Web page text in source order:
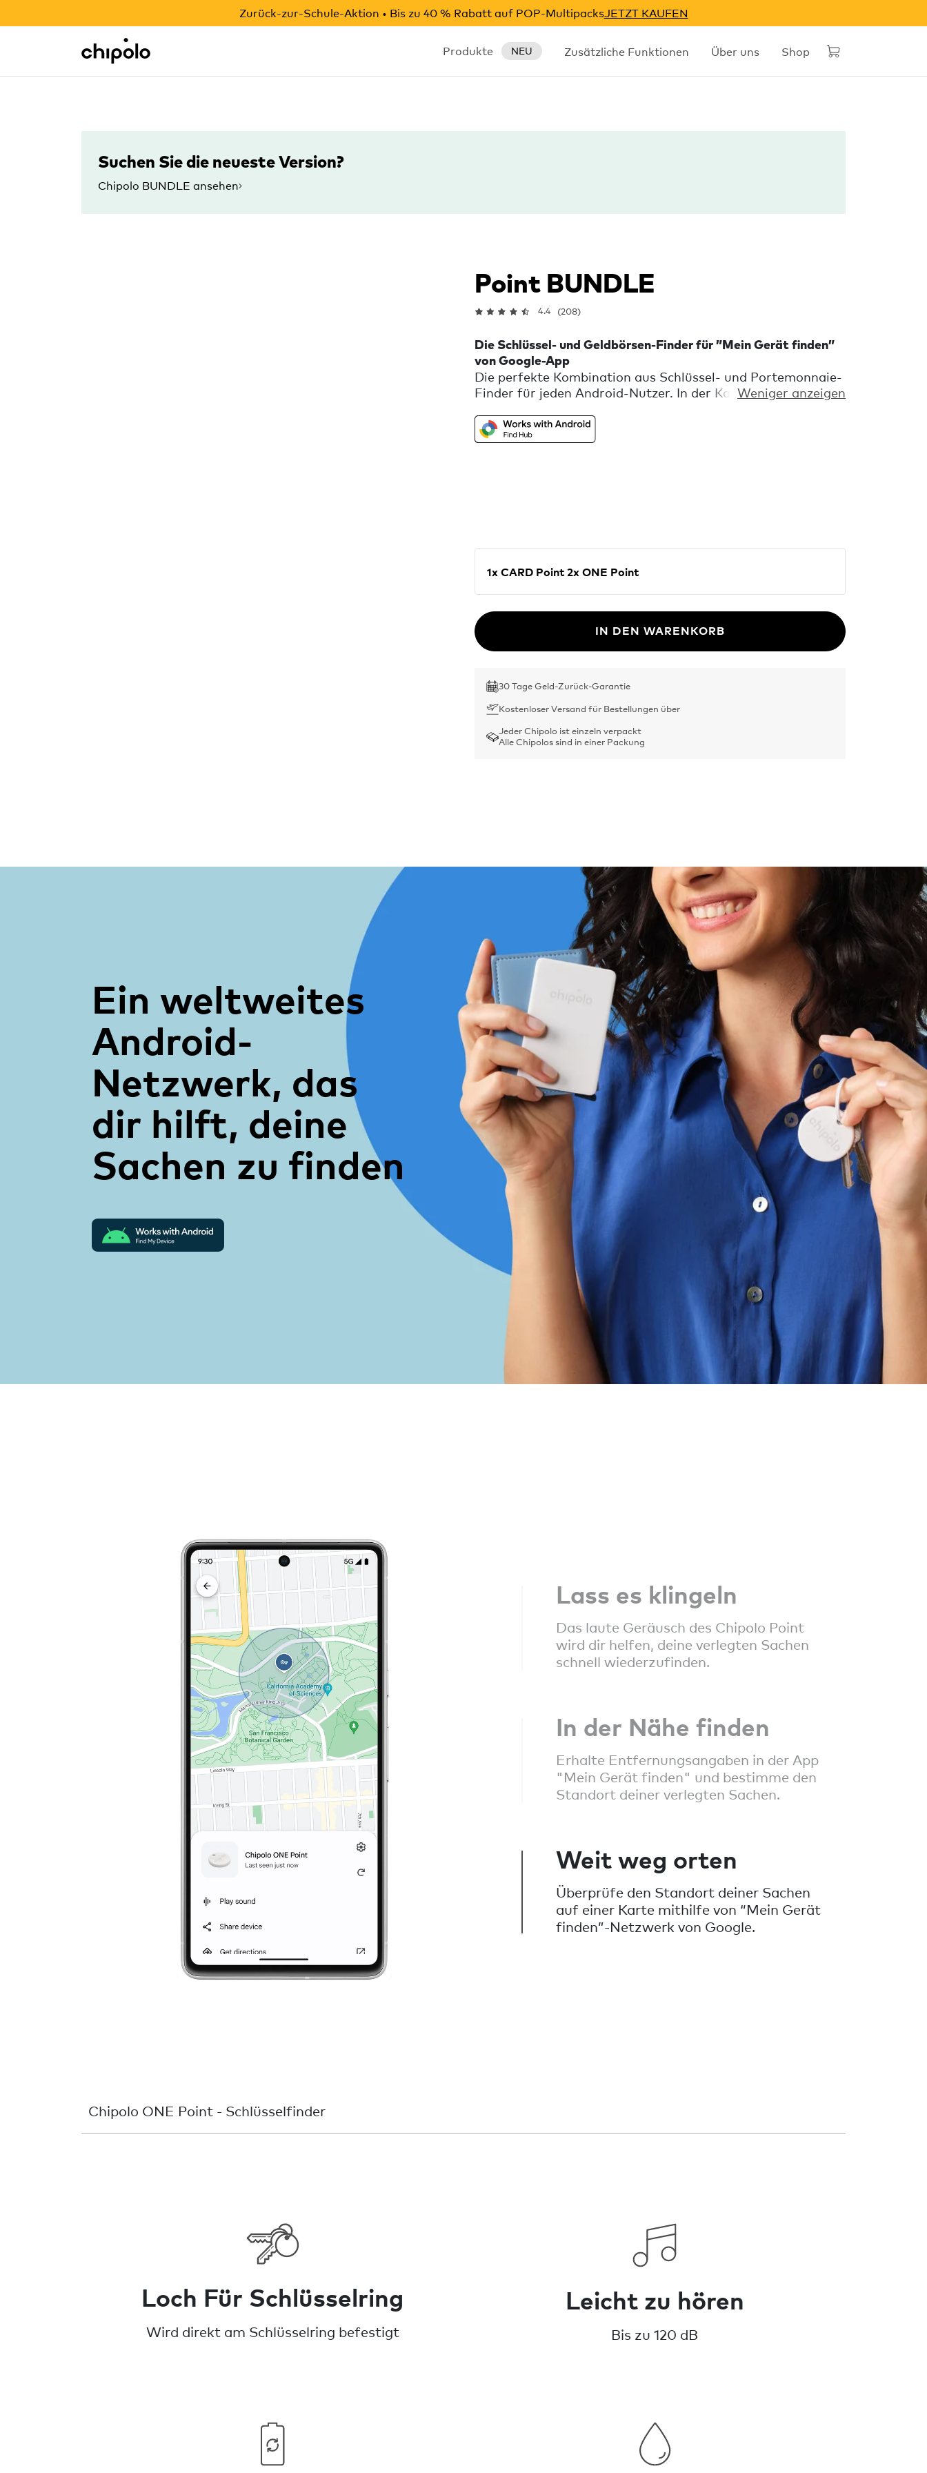
Zurück-zur-Schule-Aktion • Bis zu 40 % Rabatt auf POP-MultipacksJETZT KAUFEN
Chipolo - Home page Produkte NEU Zusätzliche Funktionen Über uns Shop
Integrationen
Suchen Sie die neueste Version?
Chipolo BUNDLE ansehen
Point BUNDLE
4.4 (208)
Die Schlüssel- und Geldbörsen-Finder für ”Mein Gerät finden”
von Google-App
Die perfekte Kombination aus Schlüssel- und Portemonnaie-
Finder für jeden Android-Nutzer. In der Kartenansicht der
die Teil des ”Mein Gerät finden” von Google-Netzwerks sind,
sehen, wo sie sich befinden. Oder lass dein Chipolo klingeln
Weniger anzeigen
1x CARD Point 2x ONE Point
IN DEN WARENKORB
30 Tage Geld-Zurück-Garantie
Kostenloser Versand für Bestellungen über
Jeder Chipolo ist einzeln verpackt
Alle Chipolos sind in einer Packung
Ein weltweites
Android-
Netzwerk, das
dir hilft, deine
Sachen zu finden
Lass es klingeln
Das laute Geräusch des Chipolo Point
wird dir helfen, deine verlegten Sachen
schnell wiederzufinden.
In der Nähe finden
Erhalte Entfernungsangaben in der App
"Mein Gerät finden" und bestimme den
Standort deiner verlegten Sachen.
Weit weg orten
Überprüfe den Standort deiner Sachen
auf einer Karte mithilfe von “Mein Gerät
finden”-Netzwerk von Google.
Chipolo ONE Point - Schlüsselfinder
Loch Für Schlüsselring
Wird direkt am Schlüsselring befestigt
Leicht zu hören
Bis zu 120 dB